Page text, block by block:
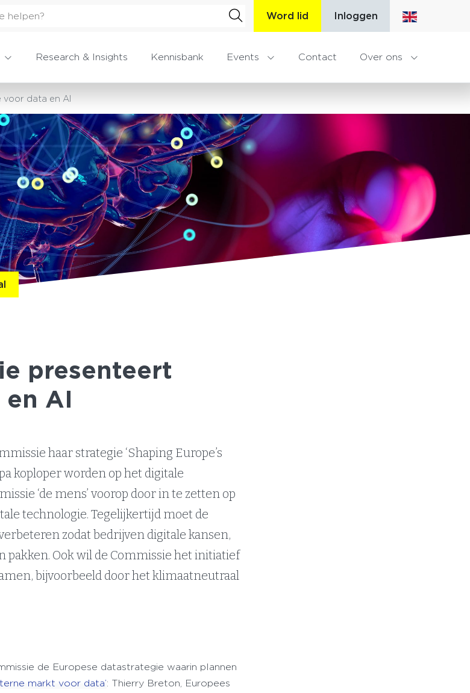
Word lid Inloggen
Research & Insights Kennisbank Events Contact Over ons
voor data en AI
presenteert
AI
haar strategie ‘Shaping Europe’s
koploper worden op het digitale
‘de mens’ voorop door in te zetten op
technologie. Tegelijkertijd moet de
zodat bedrijven digitale kansen,
Ook wil de Commissie het initiatief
bijvoorbeeld door het klimaatneutraal
de Europese datastrategie waarin plannen
markt voor data’: Thierry Breton, Europees